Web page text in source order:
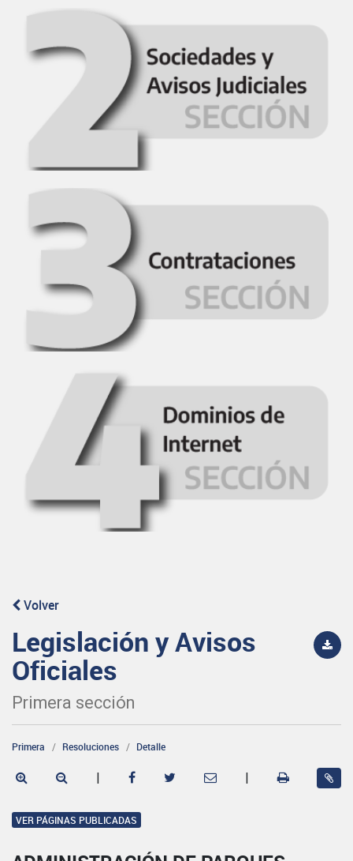
Volver
Legislación y Avisos
Oficiales
Primera sección
Primera Resoluciones Detalle
| |
VER PÁGINAS PUBLICADAS